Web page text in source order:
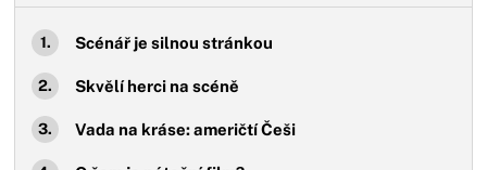
Scénář je silnou stránkou
Skvělí herci na scéně
Vada na kráse: američtí Češi